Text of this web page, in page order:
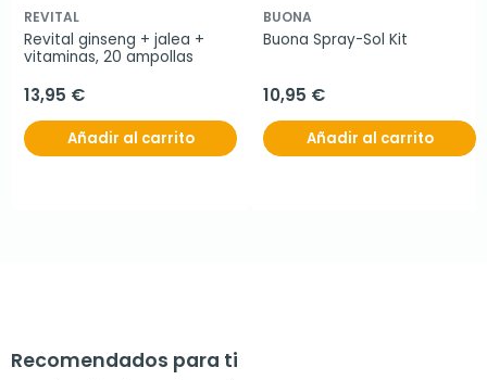
REVITAL
Revital ginseng + jalea +
vitaminas, 20 ampollas
13,95 €
Añadir al carrito
BUONA
Buona Spray-Sol Kit
10,95 €
Añadir al carrito
Recomendados para ti